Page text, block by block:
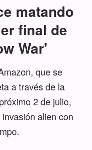
matando
final de
War'
que se
a través de la
2 de julio,
alien con